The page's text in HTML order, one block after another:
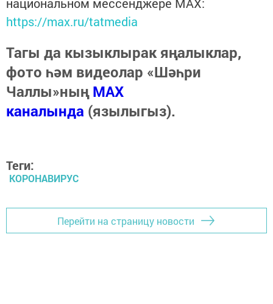
национальном мессенджере MАХ:
https://max.ru/tatmedia
Тагы да кызыклырак яңалыклар,
фото һәм видеолар «Шәһри
Чаллы»ныңMAX
каналында (язылыгыз).
Теги:
КОРОНАВИРУС
Перейти на страницу новости